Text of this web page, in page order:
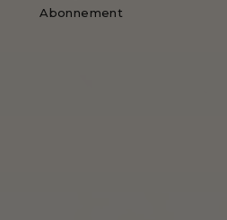
Abonnement